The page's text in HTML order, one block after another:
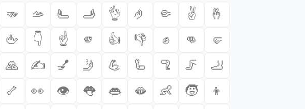
🫳 🫴 🫷 🫸 👌 🤌 🤏 ✌️
🤞
🖕 👇 ☝️ 🫵 👍 👎 ✊ 👊
🤛
🙏 ✍️ 💅 🤳 💪 🦾 🦿 🦵
🦶
🦴 👀 👁️ 👅 👄 🫦 👶 🧒
👦